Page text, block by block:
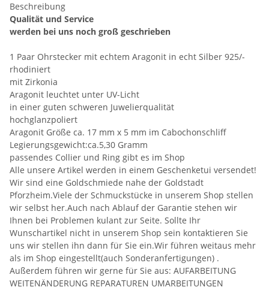
Beschreibung
Qualität und Service
werden bei uns noch groß geschrieben
1 Paar Ohrstecker mit echtem Aragonit in echt Silber 925/-
rhodiniert
mit Zirkonia
Aragonit leuchtet unter UV-Licht
in einer guten schweren Juwelierqualität
hochglanzpoliert
Aragonit Größe ca. 17 mm x 5 mm im Cabochonschliff
Legierungsgewicht:ca.5,30 Gramm
passendes Collier und Ring gibt es im Shop
Alle unsere Artikel werden in einem Geschenketui versendet!
Wir sind eine Goldschmiede nahe der Goldstadt
Pforzheim.Viele der Schmuckstücke in unserem Shop stellen
wir selbst her.Auch nach Ablauf der Garantie stehen wir
Ihnen bei Problemen kulant zur Seite. Sollte Ihr
Wunschartikel nicht in unserem Shop sein kontaktieren Sie
uns wir stellen ihn dann für Sie ein.Wir führen weitaus mehr
als im Shop eingestellt(auch Sonderanfertigungen) .
Außerdem führen wir gerne für Sie aus: AUFARBEITUNG
WEITENÄNDERUNG REPARATUREN UMARBEITUNGEN